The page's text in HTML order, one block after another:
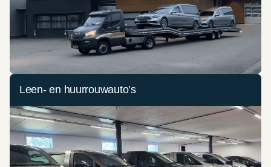
Leen- en huurrouwauto’s